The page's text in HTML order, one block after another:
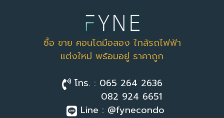
ซื้อ ขาย คอนโดมือสอง ใกล้รถไฟฟ้า
แต่งใหม่ พร้อมอยู่ ราคาถูก
โทร. : 065 264 2636
082 924 6651
Line : @fynecondo